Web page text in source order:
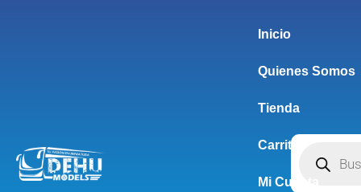
Inicio
Quienes Somos
Tienda
Carrito
Mi Cuenta